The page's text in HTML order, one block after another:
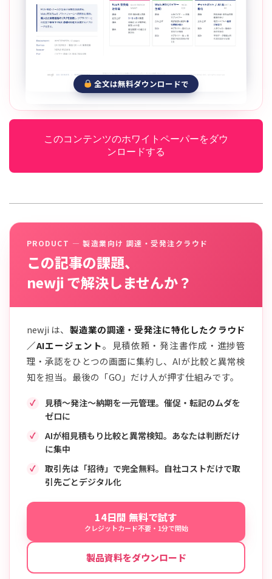
全文は無料ダウンロードで
このコンテンツのホワイトペーパーをダウ
ンロードする
PRODUCT — 製造業向け 調達・受発注クラウド
この記事の課題、
newji で解決しませんか？
newji は、 製造業の調達・受発注に特化したクラウド
／AIエージェント。見積依頼・発注書作成・進捗管
理・承認をひとつの画面に集約し、AIが比較と異常検
知を担当。最後の「GO」だけ人が押す仕組みです。
見積〜発注〜納期を一元管理。催促・転記のムダを
ゼロに
AIが相見積もり比較と異常検知。あなたは判断だけ
に集中
取引先は「招待」で完全無料。自社コストだけで取
引先ごとデジタル化
14日間 無料で試す
クレジットカード不要・1分で開始
製品資料をダウンロード